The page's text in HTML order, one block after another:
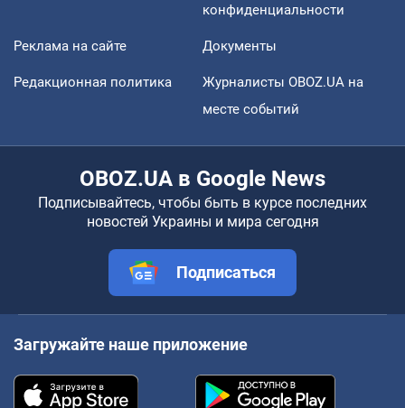
конфиденциальности
Реклама на сайте Документы
Редакционная политика
Журналисты OBOZ.UA на
месте событий
OBOZ.UA в Google News
Подписывайтесь, чтобы быть в курсе последних
новостей Украины и мира сегодня
Подписаться
Загружайте наше приложение